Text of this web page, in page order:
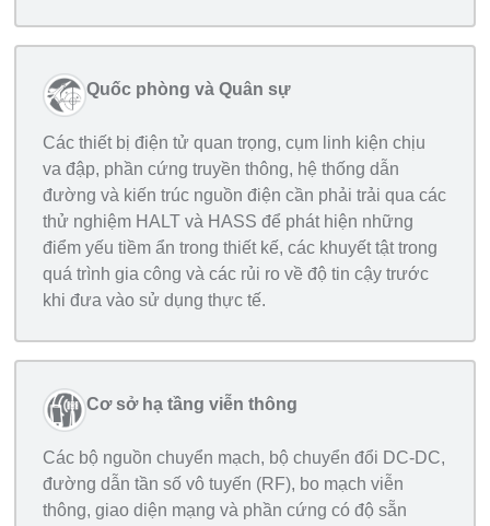
Quốc phòng và Quân sự
Các thiết bị điện tử quan trọng, cụm linh kiện chịu
va đập, phần cứng truyền thông, hệ thống dẫn
đường và kiến trúc nguồn điện cần phải trải qua các
thử nghiệm HALT và HASS để phát hiện những
điểm yếu tiềm ẩn trong thiết kế, các khuyết tật trong
quá trình gia công và các rủi ro về độ tin cậy trước
khi đưa vào sử dụng thực tế.
Cơ sở hạ tầng viễn thông
Các bộ nguồn chuyển mạch, bộ chuyển đổi DC-DC,
đường dẫn tần số vô tuyến (RF), bo mạch viễn
thông, giao diện mạng và phần cứng có độ sẵn